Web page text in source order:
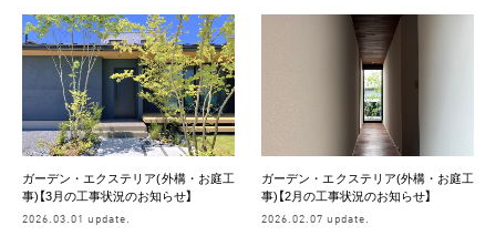
ガーデン・エクステリア(外構・お庭工
事)【3月の工事状況のお知らせ】
2026.03.01 update.
ガーデン・エクステリア(外構・お庭工
事)【2月の工事状況のお知らせ】
2026.02.07 update.